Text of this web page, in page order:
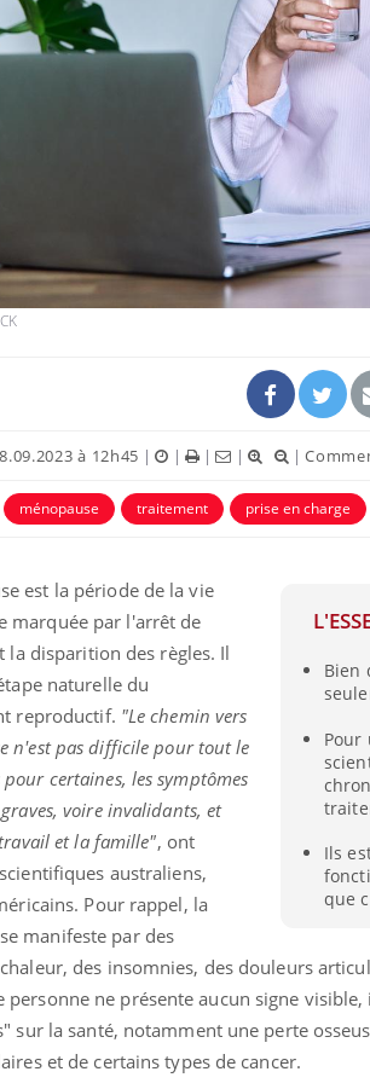
à 12h45 | | | | |
ménopause traitement prise en charge
Bien
Pour
Ils
que
est la période de la vie
marquée par l'arrêt de
la disparition des règles. Il
naturelle du
reproductif. "Le chemin vers
n'est pas difficile pour tout le
certaines, les symptômes
voire invalidants, et
et la famille", ont
australiens,
Pour rappel, la
manifeste par des
des insomnies, des douleurs
personne ne présente aucun signe
sur la santé, notamment une perte
et de certains types de cancer.
votre ventre
il les premiers
vos vacances ?
:
le risque de
grimpe-t-il ?
de
que
Youtube
faciles à aborder...
poser des
d'un proche c'est
prévenir
Fatigue, irritabilité,
même alopécie… Les
carence en fer sont